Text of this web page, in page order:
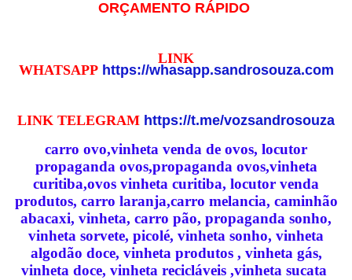
ORÇAMENTO RÁPIDO
LINK
WHATSAPP https://whasapp.sandrosouza.com
LINK TELEGRAM https://t.me/vozsandrosouza
carro ovo,vinheta venda de ovos, locutor
propaganda ovos,propaganda ovos,vinheta
curitiba,ovos vinheta curitiba, locutor venda
produtos, carro laranja,carro melancia, caminhão
abacaxi, vinheta, carro pão, propaganda sonho,
vinheta sorvete, picolé, vinheta sonho, vinheta
algodão doce, vinheta produtos , vinheta gás,
vinheta doce, vinheta recicláveis ,vinheta sucata